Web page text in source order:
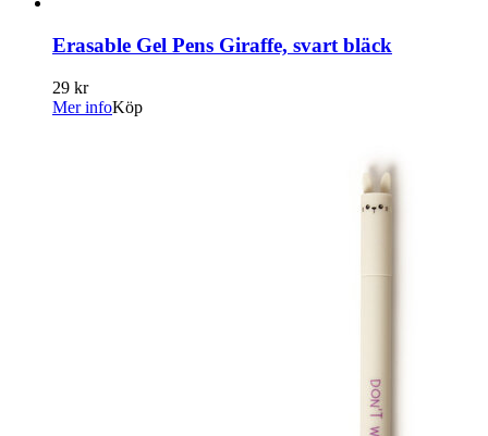
Erasable Gel Pens Giraffe, svart bläck
29 kr
Mer infoKöp